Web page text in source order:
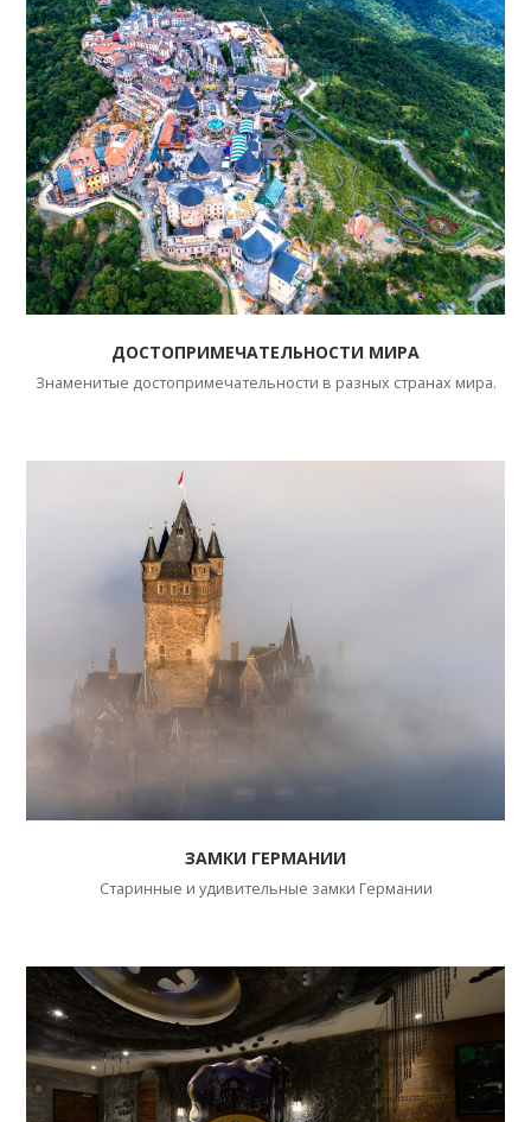
ДОСТОПРИМЕЧАТЕЛЬНОСТИ МИРА
Знаменитые достопримечательности в разных странах мира.
ЗАМКИ ГЕРМАНИИ
Старинные и удивительные замки Германии